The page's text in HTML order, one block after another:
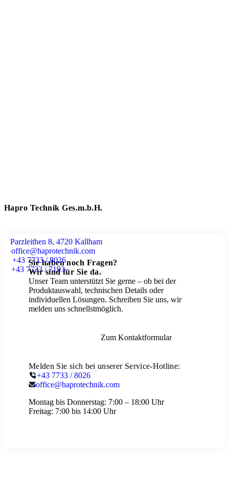
Hapro Technik Ges.m.b.H.
Parzleithen 8, 4720 Kallham
office@haprotechnik.com
+43 7733 / 8026
+43 7733 / 7193
Sie haben noch Fragen?
Wir sind für Sie da.
Unser Team unterstützt Sie gerne – ob bei der
Produktauswahl, technischen Details oder
individuellen Lösungen. Schreiben Sie uns, wir
melden uns schnellstmöglich.
Zum Kontaktformular
Melden Sie sich bei unserer Service-Hotline:
+43 7733 / 8026
office@haprotechnik.com
Montag bis Donnerstag: 7:00 – 18:00 Uhr
Freitag: 7:00 bis 14:00 Uhr